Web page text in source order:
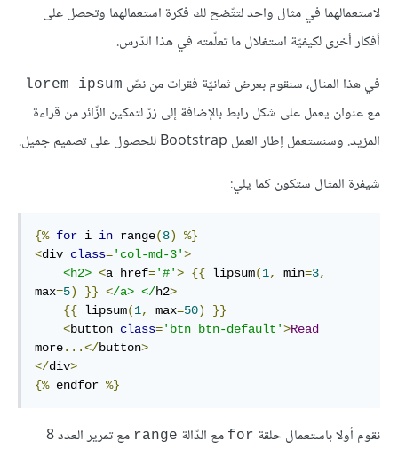
لاستعمالهما في مثال واحد لتتّضح لك فكرة استعمالهما وتحصل على
أفكار أخرى لكيفيّة استغلال ما تعلّمته في هذا الدّرس.
في هذا المثال، سنقوم بعرض ثمانيّة فقرات من نصّ lorem ipsum
مع عنوان يعمل على شكل رابط بالإضافة إلى زرّ لتمكين الزّائر من قراءة
المزيد. وسنستعمل إطار العمل Bootstrap للحصول على تصميم جميل.
شيفرة المثال ستكون كما يلي:
{% for i in range(8)
%}
<div class='col-md-3'>
<h2> <a href='#'> {{ lipsum(1, min=3,
max=5) }} </a> </h2>
{{ lipsum(1, max=50)
}}
<button class='btn btn-default'>Read
more...</button>
</div>
{% endfor %}
نقوم أولا باستعمال حلقة for مع الدّالة range
مع تمرير العدد 8